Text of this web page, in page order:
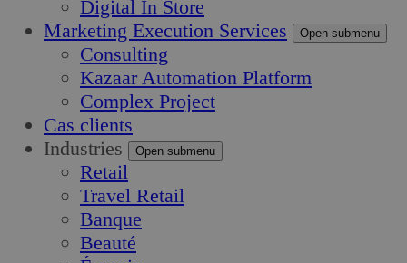
Digital In Store
Marketing Execution Services
Open submenu
Consulting
Kazaar Automation Platform
Complex Project
Cas clients
Industries
Open submenu
Retail
Travel Retail
Banque
Beauté